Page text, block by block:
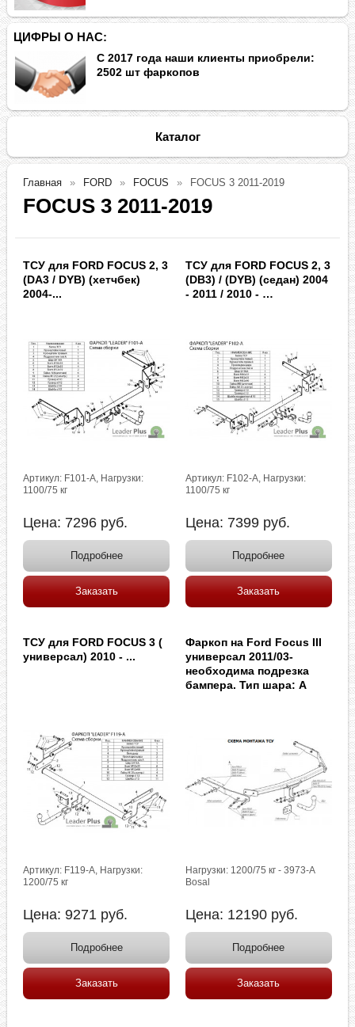
ЦИФРЫ О НАС:
С 2017 года наши клиенты приобрели:
2502 шт фаркопов
Каталог
Главная FORD FOCUS FOCUS 3 2011-2019
FOCUS 3 2011-2019
ТСУ для FORD FOCUS 2, 3
(DA3 / DYB) (хетчбек)
2004-...
Артикул: F101-A, Нагрузки:
1100/75 кг
Цена: 7296 руб.
Подробнее
Заказать
ТСУ для FORD FOCUS 2, 3
(DB3) / (DYB) (седан) 2004
- 2011 / 2010 - …
Артикул: F102-A, Нагрузки:
1100/75 кг
Цена: 7399 руб.
Подробнее
Заказать
ТСУ для FORD FOCUS 3 (
универсал) 2010 - ...
Артикул: F119-A, Нагрузки:
1200/75 кг
Цена:9271 руб.
Подробнее
Заказать
Фаркоп на Ford Focus III
универсал 2011/03-
необходима подрезка
бампера. Тип шара: A
Нагрузки: 1200/75 кг - 3973-A
Bosal
Цена: 12190 руб.
Подробнее
Заказать